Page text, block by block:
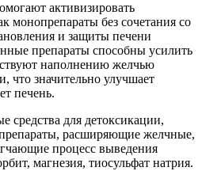
активизировать
монопрепараты без сочетания со
и защиты печени
препараты способны усилить
наполнению желчью
что значительно улучшает
печень.
средства для детоксикации,
расширяющие желчные,
процесс выведения
магнезия, тиосульфат натрия.